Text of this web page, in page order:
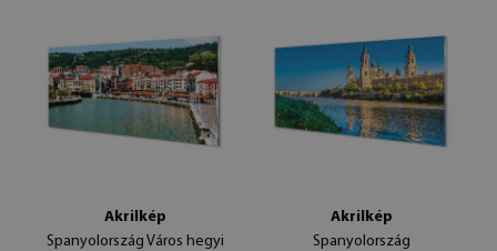
Akrilkép
Spanyolország Város hegyi
Akrilkép
Spanyolország